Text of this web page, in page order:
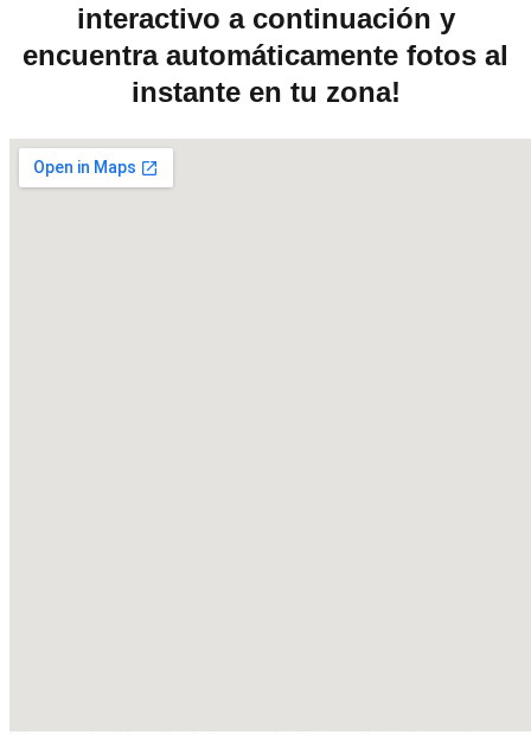
interactivo a continuación y
encuentra automáticamente fotos al
instante en tu zona!